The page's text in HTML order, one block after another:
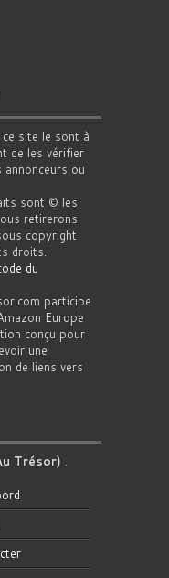
site le sont à
de les vérifier
ou
sont © les
retirerons
copyright
droits.
du
participe
Europe
conçu pour
une
de liens vers
Trésor) .